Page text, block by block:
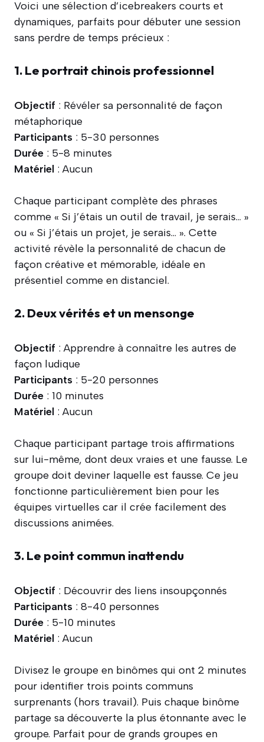
Voici une sélection d’icebreakers courts et
dynamiques, parfaits pour débuter une session
sans perdre de temps précieux :
1. Le portrait chinois professionnel
Objectif : Révéler sa personnalité de façon
métaphorique
Participants : 5-30 personnes
Durée : 5-8 minutes
Matériel : Aucun
Chaque participant complète des phrases
comme « Si j’étais un outil de travail, je serais… »
ou « Si j’étais un projet, je serais… ». Cette
activité révèle la personnalité de chacun de
façon créative et mémorable, idéale en
présentiel comme en distanciel.
2. Deux vérités et un mensonge
Objectif : Apprendre à connaître les autres de
façon ludique
Participants : 5-20 personnes
Durée : 10 minutes
Matériel : Aucun
Chaque participant partage trois affirmations
sur lui-même, dont deux vraies et une fausse. Le
groupe doit deviner laquelle est fausse. Ce jeu
fonctionne particulièrement bien pour les
équipes virtuelles car il crée facilement des
discussions animées.
3. Le point commun inattendu
Objectif : Découvrir des liens insoupçonnés
Participants : 8-40 personnes
Durée : 5-10 minutes
Matériel : Aucun
Divisez le groupe en binômes qui ont 2 minutes
pour identifier trois points communs
surprenants (hors travail). Puis chaque binôme
partage sa découverte la plus étonnante avec le
groupe. Parfait pour de grands groupes en